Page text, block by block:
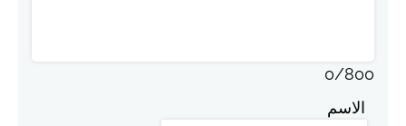
0/800
الاسم